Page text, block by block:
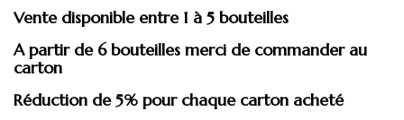
Vente disponible entre 1 à 5 bouteilles
A partir de 6 bouteilles merci de commander au
carton
Réduction de 5% pour chaque carton acheté